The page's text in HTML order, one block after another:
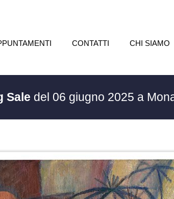
CONTATTI CHI SIAMO
Sale del 06 giugno 2025 a